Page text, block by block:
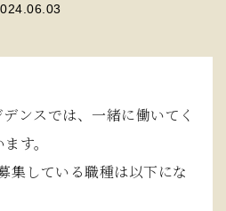
ンスでは、一緒に働いてく
す。
集している職種は以下にな